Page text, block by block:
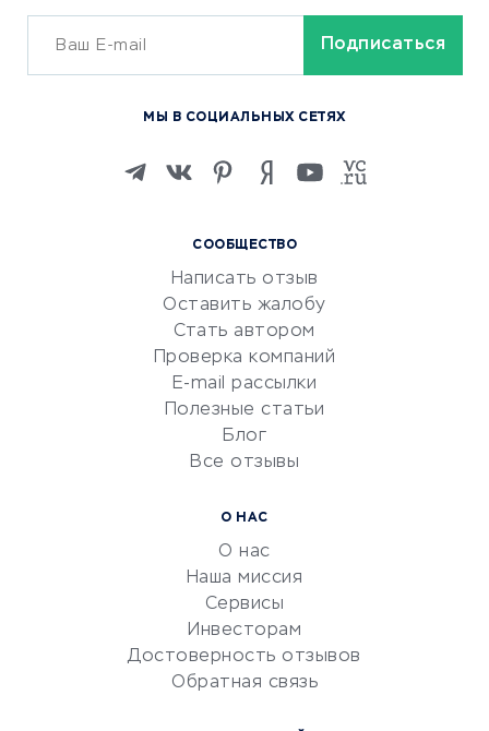
ОБУЧЕНИЕ И РАБОТА
Изучение иностранных
Маркетинг и продажи
Репетиторство
Красота и здоровье
Сервисы по поиску работы
Сетевой маркетинг
УСЛУГИ ДЛЯ БИЗНЕСА
документооборот
Юридические компании
СООБЩЕСТВО
Написать отзыв
Оставить жалобу
Стать автором
Проверка компаний
E-mail рассылки
Полезные статьи
Блог
Все отзывы
О НАС
О нас
Наша миссия
Сервисы
Инвесторам
Достоверность отзывов
Обратная связь
МЫ В СОЦИАЛЬНЫХ СЕТЯХ